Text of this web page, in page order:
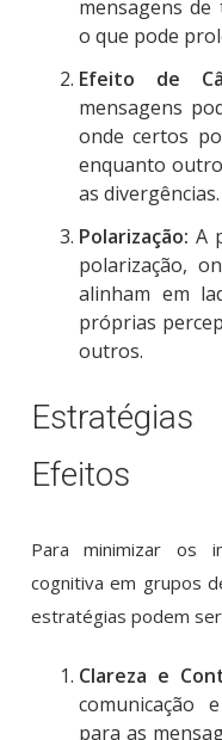
mensagens de
o que pode
Efeito de
mensagens
onde certos
enquanto
as divergências.
Polarização: A
polarização,
alinham em
próprias
outros.
Efeitos
Para minimizar os
cognitiva em grupos
estratégias podem
Clareza e
comunicação
para as